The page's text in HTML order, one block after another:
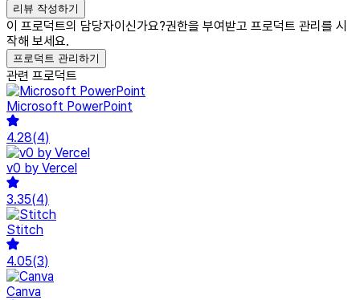
리뷰 작성하기
이 프로덕트의 담당자이신가요?권한을 부여받고 프로덕트 관리를 시
작해 보세요.
프로덕트 관리하기
관련 프로덕트
Microsoft PowerPoint
4.28(4)
v0 by Vercel
3.35(4)
Stitch
4.05(3)
Canva